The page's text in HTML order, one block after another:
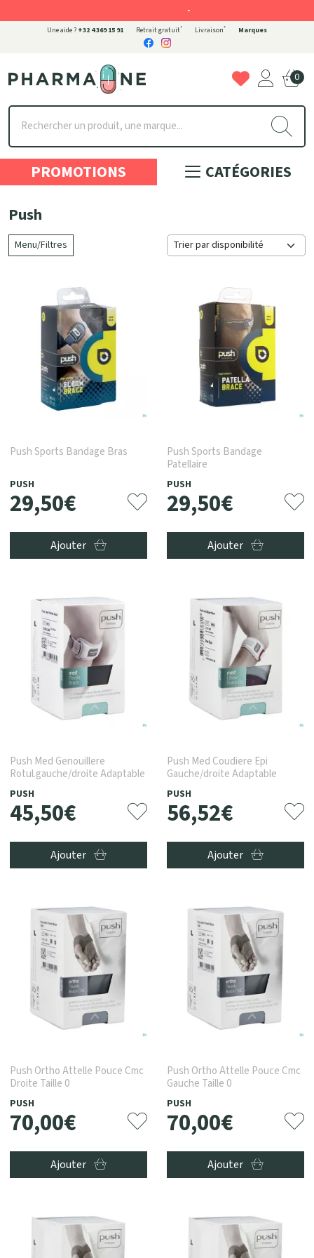
Une aide ? +32 4 369 15 91 Retrait gratuit* Livraison* Marques
Pharmaone Votre pharmacie en ligne à votre service
0
PROMOTIONS
CATÉGORIES
Push
Menu/Filtres
Push Sports Bandage Bras
PUSH
29,50€
Ajouter
Push Sports Bandage
Patellaire
PUSH
29,50€
Ajouter
Push Med Genouillere
Rotul.gauche/droite Adaptable
PUSH
45,50€
Ajouter
Push Med Coudiere Epi
Gauche/droite Adaptable
PUSH
56,52€
Ajouter
Push Ortho Attelle Pouce Cmc
Droite Taille 0
PUSH
70,00€
Ajouter
Push Ortho Attelle Pouce Cmc
Gauche Taille 0
PUSH
70,00€
Ajouter